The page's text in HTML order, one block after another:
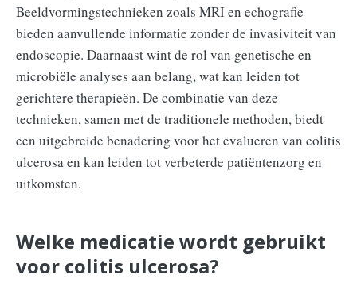
Beeldvormingstechnieken zoals MRI en echografie
bieden aanvullende informatie zonder de invasiviteit van
endoscopie. Daarnaast wint de rol van genetische en
microbiële analyses aan belang, wat kan leiden tot
gerichtere therapieën. De combinatie van deze
technieken, samen met de traditionele methoden, biedt
een uitgebreide benadering voor het evalueren van colitis
ulcerosa en kan leiden tot verbeterde patiëntenzorg en
uitkomsten.
Welke medicatie wordt gebruikt
voor colitis ulcerosa?